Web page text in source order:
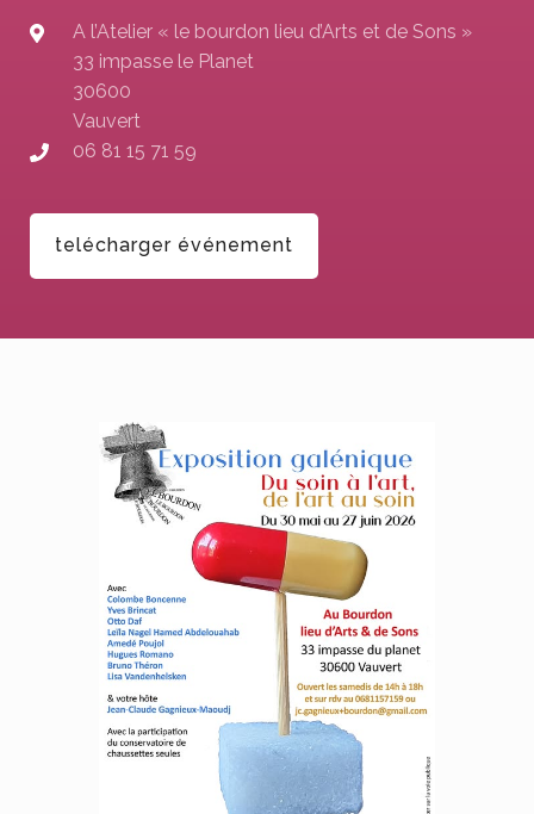
A l’Atelier « le bourdon lieu d’Arts et de Sons »
33 impasse le Planet
30600
Vauvert
06 81 15 71 59